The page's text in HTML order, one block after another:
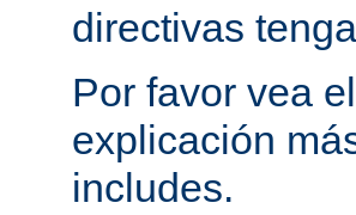
directivas
Por favor vea el
explicación
includes.